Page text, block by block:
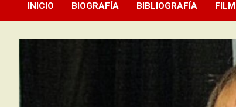
INICIO BIOGRAFÍA BIBLIOGRAFÍA